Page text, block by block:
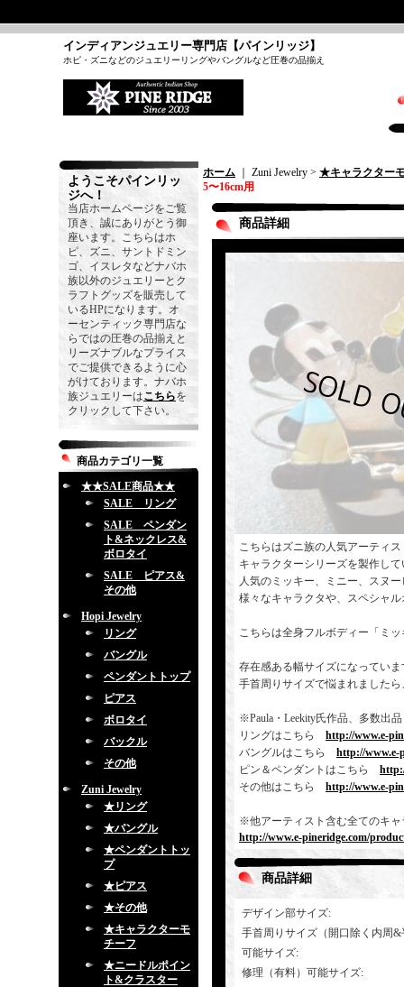
インディアンジュエリー専門店【パインリッジ】
ホピ・ズニなどのジュエリーリングやバングルなど圧巻の品揃え
ようこそパインリッ
ジへ！
当店ホームページをご覧
頂き、誠にありがとう御
座います。こちらはホ
ピ、ズニ、サントドミン
ゴ、イスレタなどナバホ
族以外のジュエリーとク
ラフトグッズを販売して
いるHPになります。オ
ーセンティック専門店な
らではの圧巻の品揃えと
リーズナブルなプライス
でご提供できるように心
がけております。ナバホ
族ジュエリーはこちらを
クリックして下さい。
商品カテゴリ一覧
★★SALE商品★★
SALE リング
SALE ペンダン
ト&ネックレス&
ボロタイ
SALE ピアス&
その他
Hopi Jewelry
リング
バングル
ペンダントトップ
ピアス
ボロタイ
バックル
その他
Zuni Jewelry
★リング
★バングル
★ペンダントトッ
プ
★ピアス
★その他
★キャラクターモ
チーフ
★ニードルポイン
ト&クラスター
ホーム ｜ Zuni Jewelry > ★キャラクター
5〜16cm用
商品詳細
こちらはズニ族の人気アーティ
キャラクターシリーズを製作し
人気のミッキー、ミニー、スヌ
様々なキャラクタや、スペシャ
こちらは全身フルボディー「ミ
存在感ある幅サイズになっていま
手首周りサイズで悩まれました
※Paula・Leekity氏作品、多数出
リングはこちら http://www.e-
バングルはこちら http://www.e-
ピン＆ペンダントはこちら
その他はこちら http://www.e-
※他アーティスト含む全てのキ
http://www.e-pineridge.com/
商品詳細
デザイン部サイズ:
手首周りサイズ（開口除く内周&
可能サイズ:
修理（有料）可能サイズ: